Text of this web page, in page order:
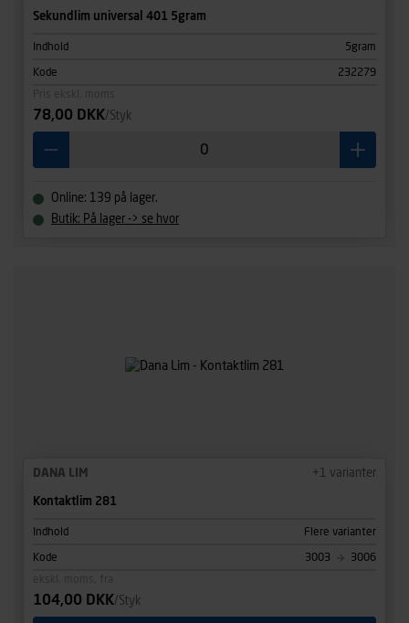
Sekundlim universal 401 5gram
Indhold 5gram
Kode
232279
78,00 DKK/Styk
Online: 139 på lager.
Butik: På lager -> se hvor
DANA LIM +1 varianter
Kontaktlim 281
Indhold Flere varianter
Kode 3003
3006
104,00 DKK/Styk